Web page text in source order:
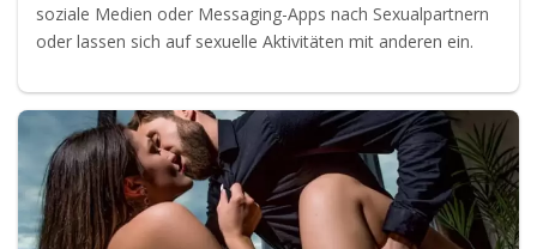
soziale Medien oder Messaging-Apps nach Sexualpartnern
oder lassen sich auf sexuelle Aktivitäten mit anderen ein.